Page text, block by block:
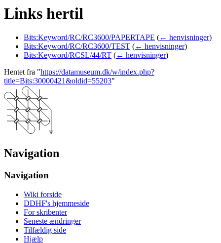
Links hertil
Bits:Keyword/RC/RC3600/PAPERTAPE (← henvisninger)
Bits:Keyword/RC/RC3600/TEST (← henvisninger)
Bits:Keyword/RCSL/44/RT (← henvisninger)
Hentet fra "https://datamuseum.dk/w/index.php?
title=Bits:30000421&oldid=55203"
Navigation
Navigation
Wiki forside
DDHF's hjemmeside
For skribenter
Seneste ændringer
Tilfældig side
Hjælp